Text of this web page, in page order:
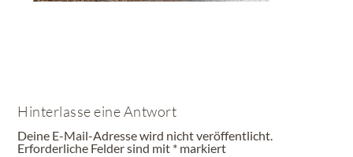
Hinterlasse eine Antwort
Deine E-Mail-Adresse wird nicht veröffentlicht.
Erforderliche Felder sind mit * markiert